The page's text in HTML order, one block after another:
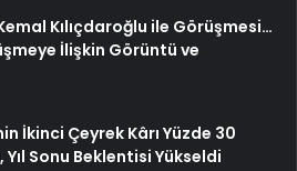
Kılıçdaroğlu ile Görüşmesi…
İlişkin Görüntü ve
İkinci Çeyrek Kârı Yüzde 30
Yıl Sonu Beklentisi Yükseldi